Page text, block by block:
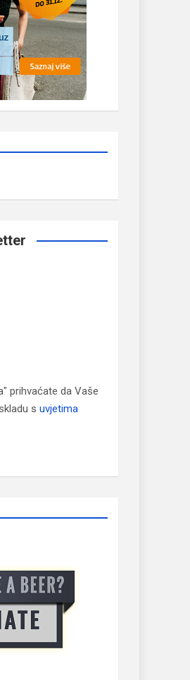
prihvaćate da Vaše
s uvjetima